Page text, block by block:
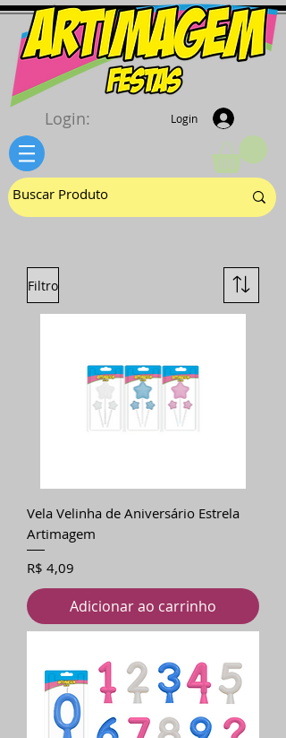
Login
Login:
Filtro
Vela Velinha de Aniversário Estrela
Artimagem
Preço
R$ 4,09
Adicionar ao carrinho